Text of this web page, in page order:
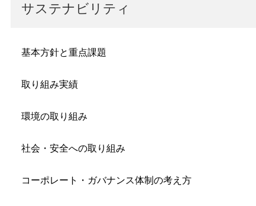
サステナビリティ
基本方針と重点課題
取り組み実績
環境の取り組み
社会・安全への取り組み
コーポレート・ガバナンス体制の考え方